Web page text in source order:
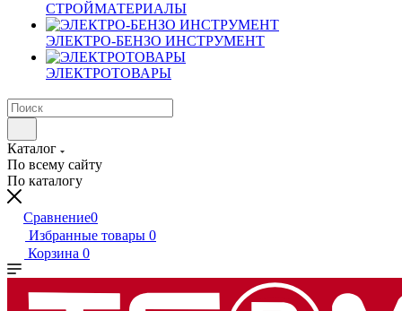
СТРОЙМАТЕРИАЛЫ
ЭЛЕКТРО-БЕНЗО ИНСТРУМЕНТ
ЭЛЕКТРОТОВАРЫ
Каталог
По всему сайту
По каталогу
Сравнение0
Избранные товары 0
Корзина 0